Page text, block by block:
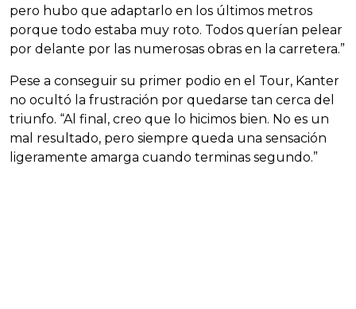
pero hubo que adaptarlo en los últimos metros
porque todo estaba muy roto. Todos querían pelear
por delante por las numerosas obras en la carretera.”
Pese a conseguir su primer podio en el Tour, Kanter
no ocultó la frustración por quedarse tan cerca del
triunfo. “Al final, creo que lo hicimos bien. No es un
mal resultado, pero siempre queda una sensación
ligeramente amarga cuando terminas segundo.”